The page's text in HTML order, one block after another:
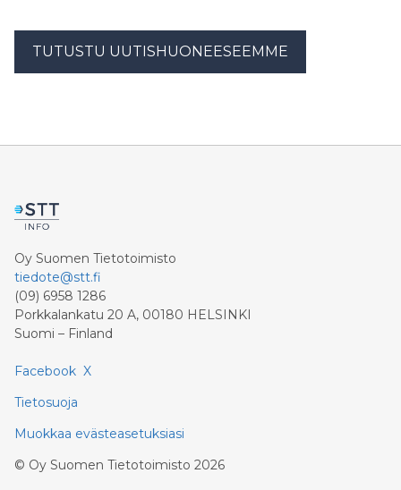
TUTUSTU UUTISHUONEESEEMME
Oy Suomen Tietotoimisto
tiedote@stt.fi
(09) 6958 1286
Porkkalankatu 20 A, 00180 HELSINKI
Suomi – Finland
Facebook X
Tietosuoja
Muokkaa evästeasetuksiasi
© Oy Suomen Tietotoimisto 2026